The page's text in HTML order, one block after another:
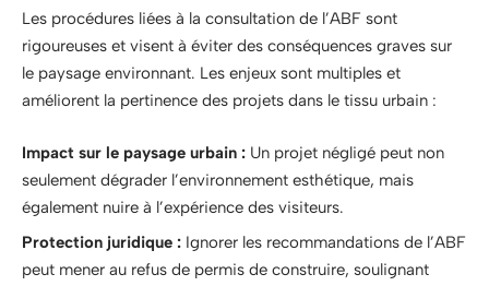
Les procédures liées à la consultation de l’ABF sont
rigoureuses et visent à éviter des conséquences graves sur
le paysage environnant. Les enjeux sont multiples et
améliorent la pertinence des projets dans le tissu urbain :
Impact sur le paysage urbain : Un projet négligé peut non
seulement dégrader l’environnement esthétique, mais
également nuire à l’expérience des visiteurs.
Protection juridique : Ignorer les recommandations de l’ABF
peut mener au refus de permis de construire, soulignant